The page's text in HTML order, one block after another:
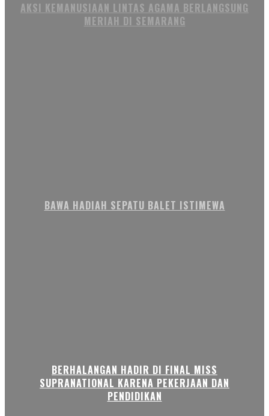
AKSI KEMANUSIAAN LINTAS AGAMA BERLANGSUNG
MERIAH DI SEMARANG
BAWA HADIAH SEPATU BALET ISTIMEWA
BERHALANGAN HADIR DI FINAL MISS
SUPRANATIONAL KARENA PEKERJAAN DAN
PENDIDIKAN